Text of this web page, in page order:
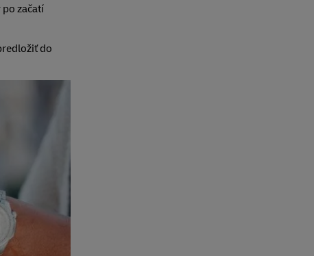
začatí
do